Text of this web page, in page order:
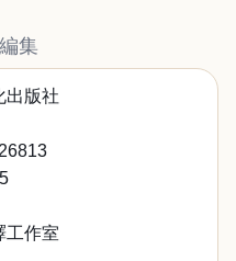
集
出版社
工作室